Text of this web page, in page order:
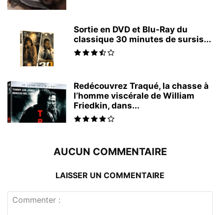
Sortie en DVD et Blu-Ray du
classique 30 minutes de sursis...
Redécouvrez Traqué, la chasse à
l’homme viscérale de William
Friedkin, dans...
AUCUN COMMENTAIRE
LAISSER UN COMMENTAIRE